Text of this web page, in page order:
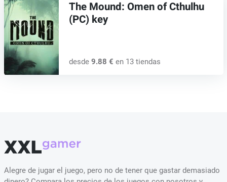
The Mound: Omen of Cthulhu
(PC) key
desde 9.88 € en 13 tiendas
Alegre de jugar el juego, pero no de tener que gastar demasiado